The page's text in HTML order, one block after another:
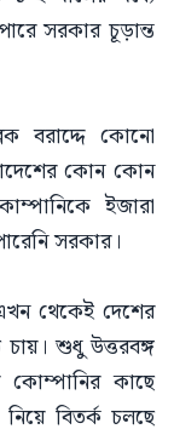
সরকার চূড়ান্ত
বরাদ্দে কোনো
কোন কোন
ইজারা
সরকার।
এখন থেকেই দেশের
শুধু উত্তরবঙ্গ
কোম্পানির কাছে
নিয়ে বিতর্ক চলছে